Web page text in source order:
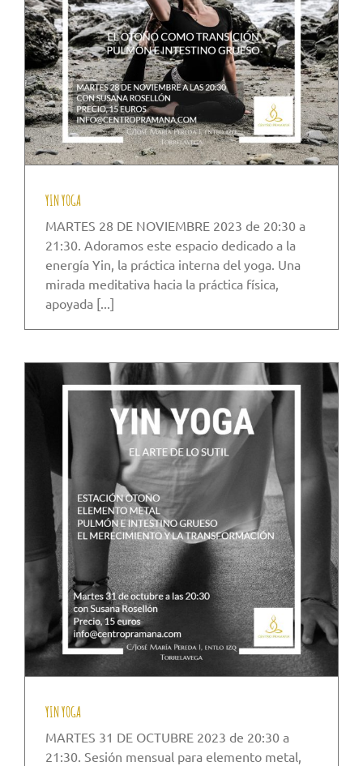
YIN YOGA
MARTES 28 DE NOVIEMBRE 2023 de 20:30 a
21:30. Adoramos este espacio dedicado a la
energía Yin, la práctica interna del yoga. Una
mirada meditativa hacia la práctica física,
apoyada [...]
YIN YOGA
MARTES 31 DE OCTUBRE 2023 de 20:30 a
21:30. Sesión mensual para elemento metal,